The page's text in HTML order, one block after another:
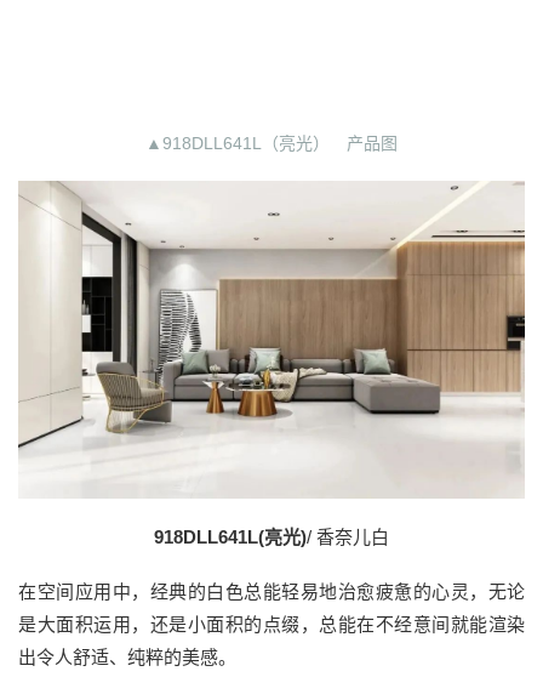
▲918DLL641L（亮光） 产品图
918DLL641L(亮光)/ 香奈儿白
在空间应用中，经典的白色总能轻易地治愈疲惫的心灵，无论
是大面积运用，还是小面积的点缀，总能在不经意间就能渲染
出令人舒适、纯粹的美感。